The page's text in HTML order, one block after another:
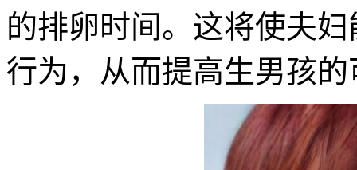
的排卵时间。这将使夫
行为，从而提高生男孩